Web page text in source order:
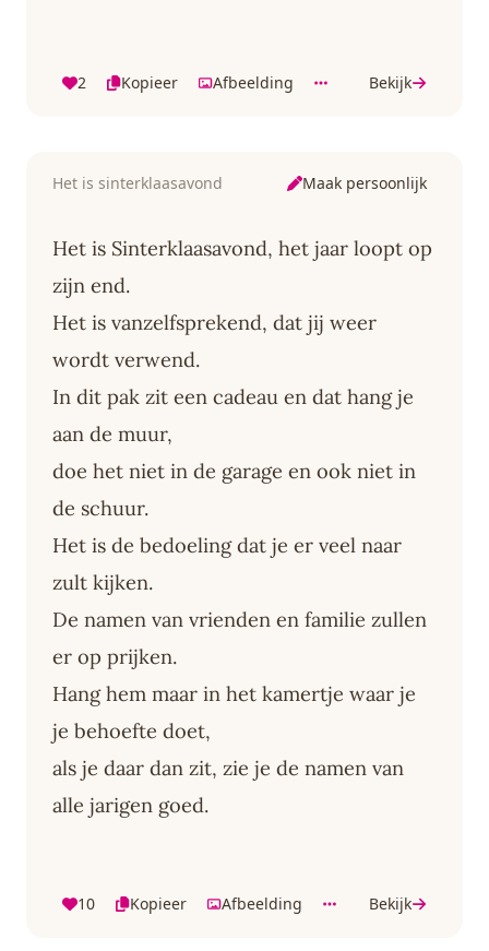
2 Kopieer Afbeelding Bekijk
Het is sinterklaasavond Maak persoonlijk
Het is Sinterklaasavond, het jaar loopt op
zijn end.
Het is vanzelfsprekend, dat jij weer
wordt verwend.
In dit pak zit een cadeau en dat hang je
aan de muur,
doe het niet in de garage en ook niet in
de schuur.
Het is de bedoeling dat je er veel naar
zult kijken.
De namen van vrienden en familie zullen
er op prijken.
Hang hem maar in het kamertje waar je
je behoefte doet,
als je daar dan zit, zie je de namen van
alle jarigen goed.
10 Kopieer Afbeelding Bekijk